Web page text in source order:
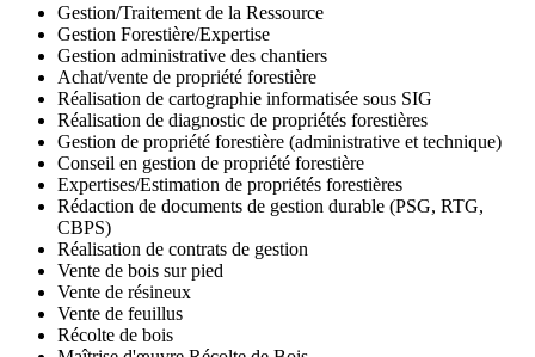
Gestion/Traitement de la Ressource
Gestion Forestière/Expertise
Gestion administrative des chantiers
Achat/vente de propriété forestière
Réalisation de cartographie informatisée sous SIG
Réalisation de diagnostic de propriétés forestières
Gestion de propriété forestière (administrative et technique)
Conseil en gestion de propriété forestière
Expertises/Estimation de propriétés forestières
Rédaction de documents de gestion durable (PSG, RTG,
CBPS)
Réalisation de contrats de gestion
Vente de bois sur pied
Vente de résineux
Vente de feuillus
Récolte de bois